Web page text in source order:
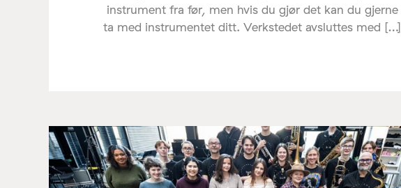
instrument fra før, men hvis du gjør det kan du gjerne
ta med instrumentet ditt. Verkstedet avsluttes med […]